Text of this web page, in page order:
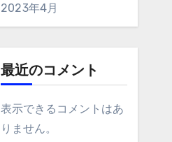
2023年4月
最近のコメント
表示できるコメントはあ
りません。